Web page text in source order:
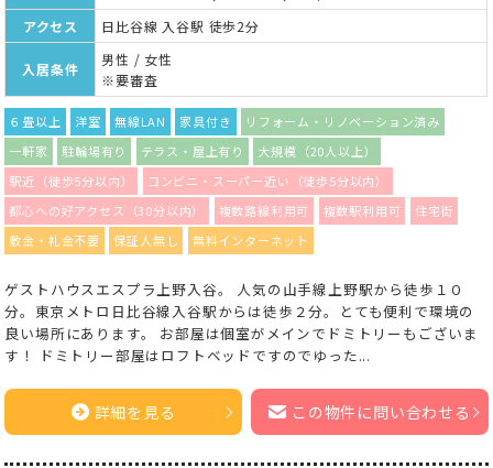
アクセス
日比谷線 入谷駅 徒歩2分
入居条件
男性 / 女性
※要審査
６畳以上 洋室 無線LAN 家具付き
リフォーム・リノベーション済み
一軒家
駐輪場有り テラス・屋上有り
大規模（20人以上）
駅近（徒歩5分以内）
コンビニ・スーパー近い（徒歩5分以内）
都心への好アクセス（30分以内）
複数路線利用可 複数駅利用可
住宅街
敷金・礼金不要
保証人無し 無料インターネット
ゲストハウスエスプラ上野入谷。 人気の山手線上野駅から徒歩１０
分。東京メトロ日比谷線入谷駅からは徒歩２分。とても便利で環境の
良い場所にあります。 お部屋は個室がメインでドミトリーもございま
す！ ドミトリー部屋はロフトベッドですのでゆった...
詳細を見る この物件に問い合わせる